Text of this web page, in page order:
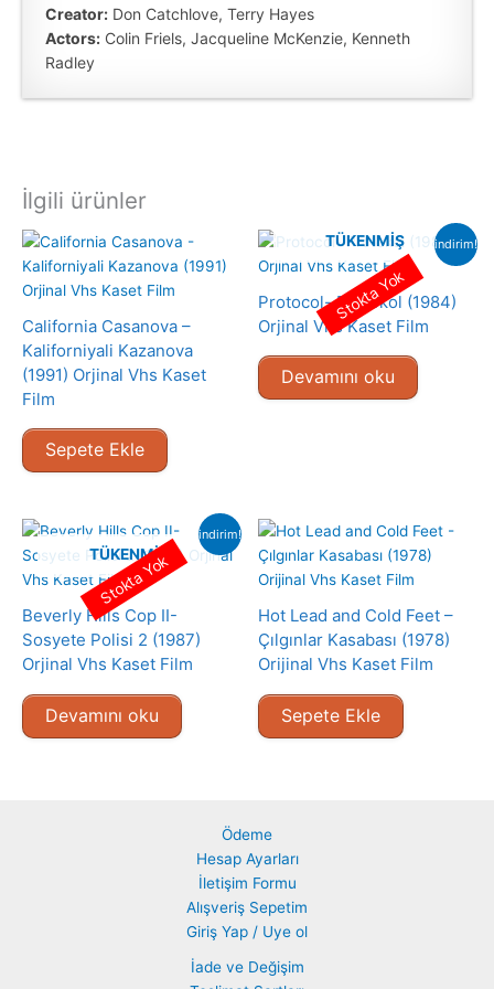
Creator: Don Catchlove, Terry Hayes
Actors: Colin Friels, Jacqueline McKenzie, Kenneth
Radley
İlgili ürünler
California Casanova –
Kaliforniyali Kazanova
(1991) Orjinal Vhs Kaset
Film
Sepete Ekle
indirim!
TÜKENMIŞ
Protocol- Protokol (1984)
Orjinal Vhs Kaset Film
Devamını oku
Stokta Yok
indirim!
TÜKENMIŞ
Beverly Hills Cop II-
Sosyete Polisi 2 (1987)
Orjinal Vhs Kaset Film
Devamını oku
Stokta Yok
Hot Lead and Cold Feet –
Çılgınlar Kasabası (1978)
Orijinal Vhs Kaset Film
Sepete Ekle
Ödeme
Hesap Ayarları
İletişim Formu
Alışveriş Sepetim
Giriş Yap / Uye ol
İade ve Değişim